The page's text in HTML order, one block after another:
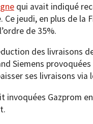
qui avait indiqué
jeudi, en plus de la
de 35%.
des livraisons
Siemens
ses livraisons via
invoquées Gazprom